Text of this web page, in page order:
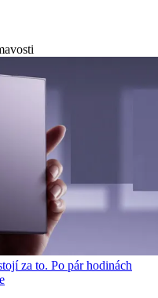
za to. Po pár hodinách